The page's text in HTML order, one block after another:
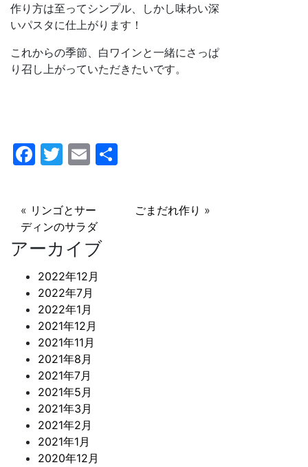
作り方は至ってシンプル、しかし味わい深
いパスタに仕上がります！
これからの季節、白ワインと一緒にさっぱ
り召し上がっていただきたいです。
F
e
b
o
k
T
itt
er
E
l
« リンゴとサー
ディンのサラダ
ごまだれ作り »
アーカイブ
2022年12月
2022年7月
2022年1月
2021年12月
2021年11月
2021年8月
2021年7月
2021年5月
2021年3月
2021年2月
2021年1月
2020年12月